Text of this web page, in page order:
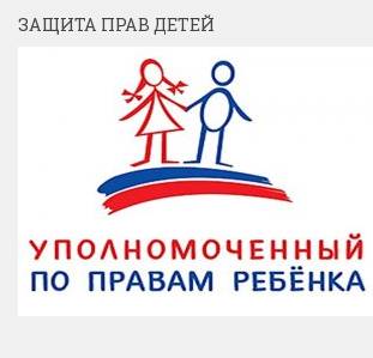
ЗАЩИТА ПРАВ ДЕТЕЙ